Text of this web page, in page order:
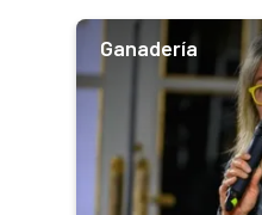
Ganadería